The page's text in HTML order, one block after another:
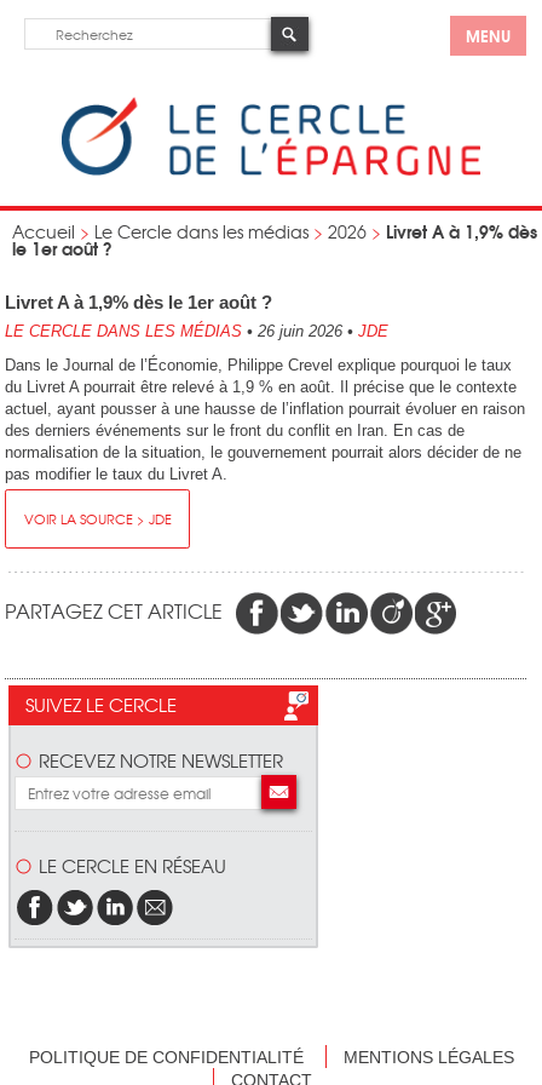
MENU
Accueil > Le Cercle dans les médias > 2026 > Livret A à 1,9% dès
le 1er août ?
Livret A à 1,9% dès le 1er août ?
LE CERCLE DANS LES MÉDIAS • 26 juin 2026• JDE
Dans le Journal de l’Économie, Philippe Crevel explique pourquoi le taux
du Livret A pourrait être relevé à 1,9 % en août. Il précise que le contexte
actuel, ayant pousser à une hausse de l’inflation pourrait évoluer en raison
des derniers événements sur le front du conflit en Iran. En cas de
normalisation de la situation, le gouvernement pourrait alors décider de ne
pas modifier le taux du Livret A.
VOIR LA SOURCE > JDE
PARTAGEZ CET ARTICLE
SUIVEZ LE CERCLE
RECEVEZ NOTRE NEWSLETTER
LE CERCLE EN RÉSEAU
POLITIQUE DE CONFIDENTIALITÉ
MENTIONS LÉGALES
CONTACT